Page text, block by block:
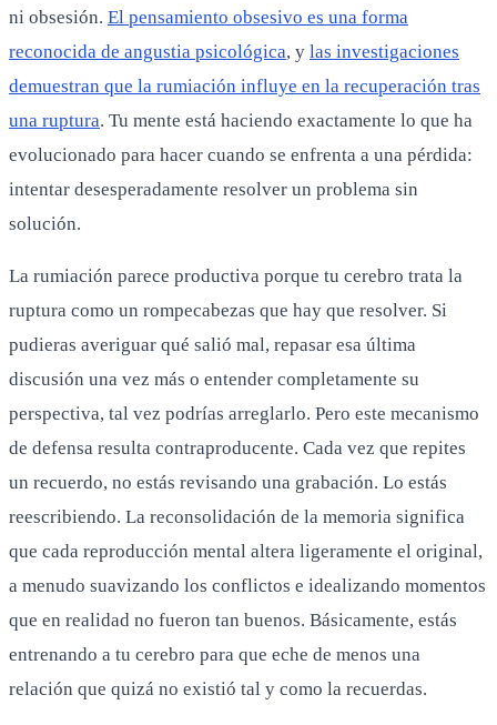
ni obsesión. El pensamiento obsesivo es una forma
reconocida de angustia psicológica, y las investigaciones
demuestran que la rumiación influye en la recuperación tras
una ruptura. Tu mente está haciendo exactamente lo que ha
evolucionado para hacer cuando se enfrenta a una pérdida:
intentar desesperadamente resolver un problema sin
solución.
La rumiación parece productiva porque tu cerebro trata la
ruptura como un rompecabezas que hay que resolver. Si
pudieras averiguar qué salió mal, repasar esa última
discusión una vez más o entender completamente su
perspectiva, tal vez podrías arreglarlo. Pero este mecanismo
de defensa resulta contraproducente. Cada vez que repites
un recuerdo, no estás revisando una grabación. Lo estás
reescribiendo. La reconsolidación de la memoria significa
que cada reproducción mental altera ligeramente el original,
a menudo suavizando los conflictos e idealizando momentos
que en realidad no fueron tan buenos. Básicamente, estás
entrenando a tu cerebro para que eche de menos una
relación que quizá no existió tal y como la recuerdas.